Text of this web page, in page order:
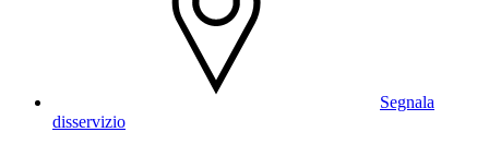
Segnala
disservizio